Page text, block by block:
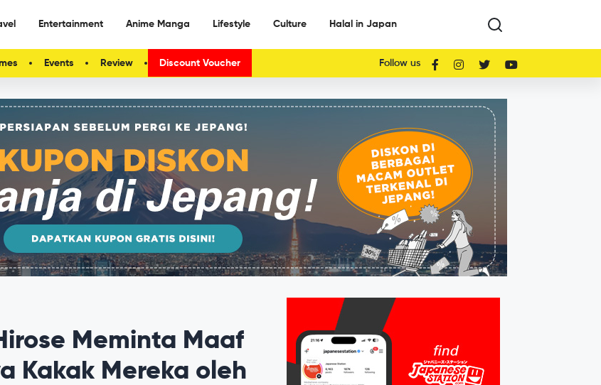
Entertainment Anime Manga Lifestyle Culture Halal in Japan
Events Review Discount Voucher Follow us
Meminta Maaf
Kakak Mereka oleh